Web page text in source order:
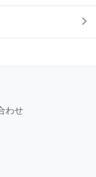
わせ